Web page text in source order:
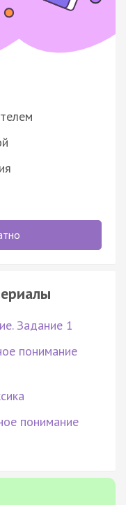
Задание 1
понимание
понимание